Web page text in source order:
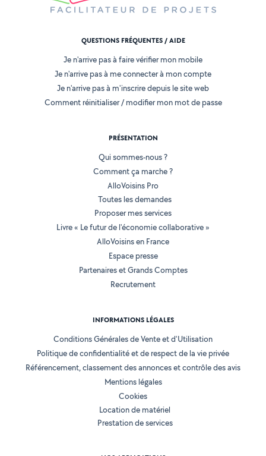
QUESTIONS FRÉQUENTES / AIDE
Je n'arrive pas à faire vérifier mon mobile
Je n'arrive pas à me connecter à mon compte
Je n'arrive pas à m'inscrire depuis le site web
Comment réinitialiser / modifier mon mot de passe
PRÉSENTATION
Qui sommes-nous ?
Comment ça marche ?
AlloVoisins Pro
Toutes les demandes
Proposer mes services
Livre « Le futur de l'économie collaborative »
AlloVoisins en France
Espace presse
Partenaires et Grands Comptes
Recrutement
INFORMATIONS LÉGALES
Conditions Générales de Vente et d'Utilisation
Politique de confidentialité et de respect de la vie privée
Référencement, classement des annonces et contrôle des avis
Mentions légales
Cookies
Location de matériel
Prestation de services